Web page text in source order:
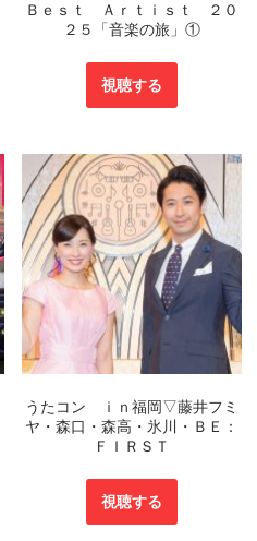
Ｂｅｓｔ Ａｒｔｉｓｔ ２０
２５「音楽の旅」①
視聴する
うたコン ｉｎ福岡▽藤井フミ
ヤ・森口・森高・氷川・ＢＥ：
ＦＩＲＳＴ
視聴する